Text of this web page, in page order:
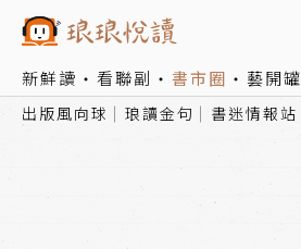
新鮮讀 看聯副 書市圈 藝開罐
出版風向球 琅讀金句 書迷情報站